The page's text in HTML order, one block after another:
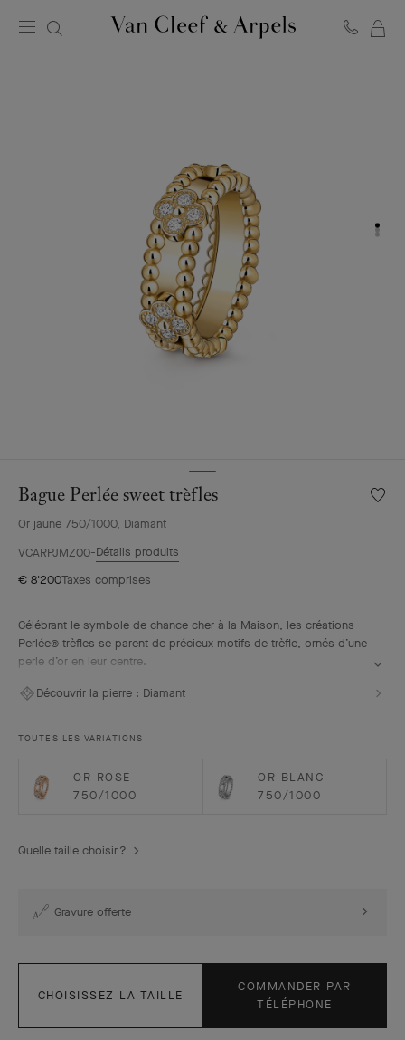
Arpels
Bague Perlée sweet trèfles
Or jaune 750/1000, Diamant
Liste
VCARPJMZ00 Détails produits
€ 8'200Taxes comprises
Célébrant le symbole de chance cher à la Maison, les créations
Perlée® trèfles se parent de précieux motifs de trèfle, ornés d’une
perle d’or en leur centre.
Bague Perlée sweet trèfles, or jaune, diamants
Découvrir la pierre : Diamant
TOUTES LES VARIATIONS
OR ROSE
750/1000
OR BLANC
750/1000
Quelle taille choisir ?
Gravure offerte
CHOISISSEZ LA TAILLE
COMMANDER PAR
TÉLÉPHONE